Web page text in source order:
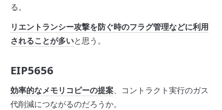
る。
リエントランシー攻撃を防ぐ時のフラグ管理などに利用
されることが多いと思う。
EIP5656
効率的なメモリコピーの提案、コントラクト実行のガス
代削減につながるのだろうか。